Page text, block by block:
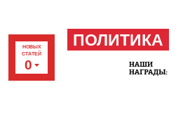
НОВЫХ
СТАТЕЙ
0
ПОЛИТИКА